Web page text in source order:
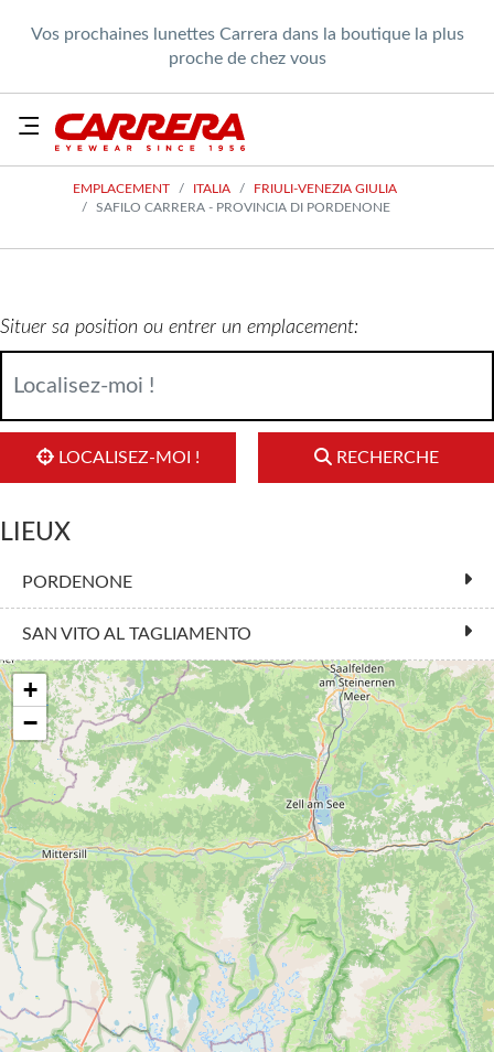
Vos prochaines lunettes Carrera dans la boutique la plus
proche de chez vous
EMPLACEMENT ITALIA
FRIULI-VENEZIA GIULIA
SAFILO CARRERA - PROVINCIA DI PORDENONE
Situer sa position ou entrer un emplacement:
LOCALISEZ-MOI ! RECHERCHE
LIEUX
PORDENONE
SAN VITO AL TAGLIAMENTO
+
−